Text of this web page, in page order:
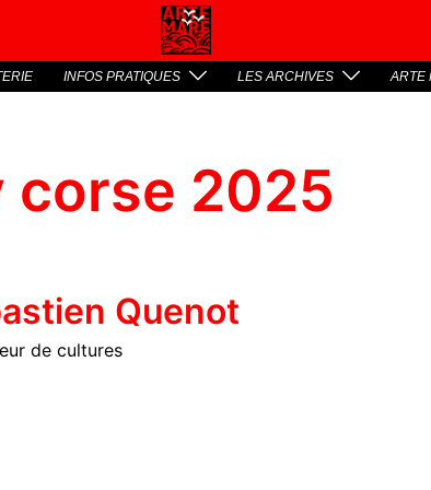
INFOS PRATIQUES LES ARCHIVES ARTE
corse 2025
Quenot
de cultures